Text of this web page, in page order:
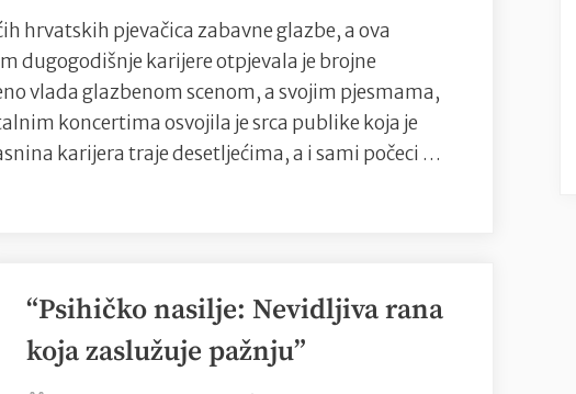
u
Parizu”
u
karijeri
nastupa
u
Tvornici
hrvatskih pjevačica zabavne glazbe, a ova
dugogodišnje karijere otpjevala je brojne
vlada glazbenom scenom, a svojim pjesmama,
koncertima osvojila je srca publike koja je
karijera traje desetljećima, a i sami počeci …
“Psihičko nasilje: Nevidljiva rana
koja zaslužuje pažnju”